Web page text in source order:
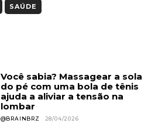
SAÚDE
Você sabia? Massagear a sola
do pé com uma bola de tênis
ajuda a aliviar a tensão na
lombar
@BRAINBRZ 28/04/2026